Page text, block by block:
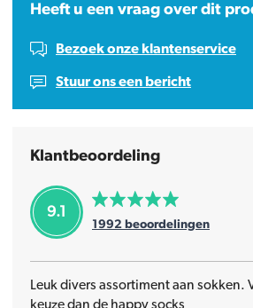
Heeft u een vraag over dit
Bezoek onze klantenservice
Stuur ons een bericht
Klantbeoordeling
9.1
1992 beoordelingen
Leuk divers assortiment aan sokken.
keuze dan de happy socks